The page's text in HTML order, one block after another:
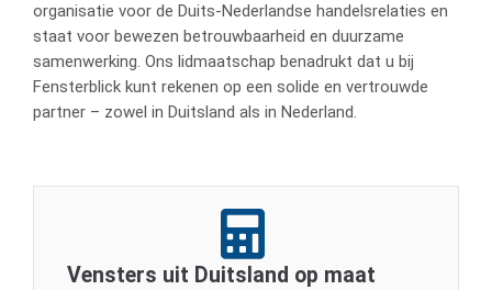
organisatie voor de Duits-Nederlandse handelsrelaties en
staat voor bewezen betrouwbaarheid en duurzame
samenwerking. Ons lidmaatschap benadrukt dat u bij
Fensterblick kunt rekenen op een solide en vertrouwde
partner – zowel in Duitsland als in Nederland.
Vensters uit Duitsland op maat